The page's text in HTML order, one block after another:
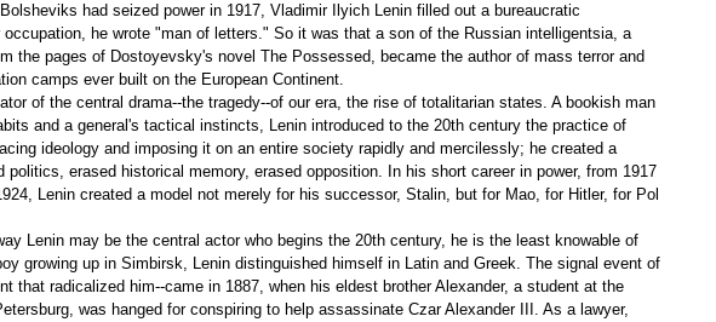
had seized power in 1917, Vladimir Ilyich Lenin filled out a bureaucratic
occupation, he wrote "man of letters." So it was that a son of the Russian intelligentsia, a
the pages of Dostoyevsky's novel The Possessed, became the author of mass terror and
camps ever built on the European Continent.
of the central drama--the tragedy--of our era, the rise of totalitarian states. A bookish man
and a general's tactical instincts, Lenin introduced to the 20th century the practice of
ideology and imposing it on an entire society rapidly and mercilessly; he created a
politics, erased historical memory, erased opposition. In his short career in power, from 1917
Lenin created a model not merely for his successor, Stalin, but for Mao, for Hitler, for Pol
Lenin may be the central actor who begins the 20th century, he is the least knowable of
growing up in Simbirsk, Lenin distinguished himself in Latin and Greek. The signal event of
that radicalized him--came in 1887, when his eldest brother Alexander, a student at the
was hanged for conspiring to help assassinate Czar Alexander III. As a lawyer,